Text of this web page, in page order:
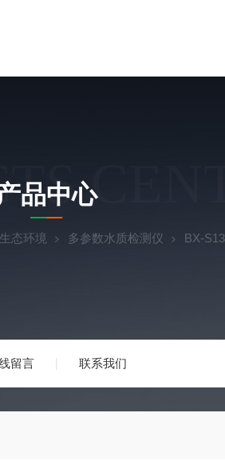
留言 联系我们
品中心
态环境 多参数水质检测仪 BX-